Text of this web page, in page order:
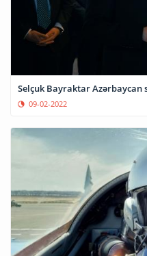
Selçuk Bayraktar
09-02-2022